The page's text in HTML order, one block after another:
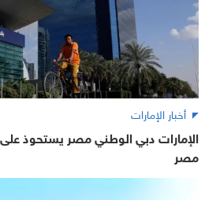
أخبار الإمارات
مصر